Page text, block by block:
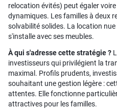
relocation évités) peut égaler
dynamiques. Les familles à deux
solvabilité solides. La location
s'installe avec ses meubles.
À qui s'adresse cette stratégie ?
investisseurs qui privilégient la
maximal. Profils prudents,
souhaitant une gestion légère :
attentes. Elle fonctionne
attractives pour les familles.